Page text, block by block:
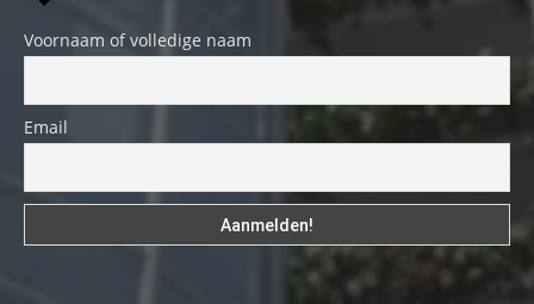
Voornaam of volledige naam
Email